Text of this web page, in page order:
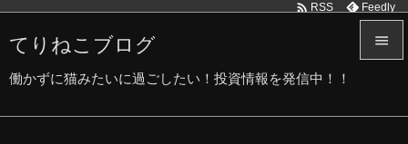
てりねこブログ
働かずに猫みたいに過ごしたい！投資情報を発信中！！

 RSS Feedly